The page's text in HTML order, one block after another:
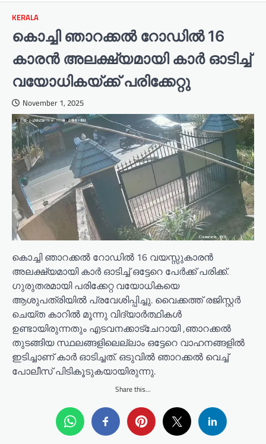
KERALA
കൊച്ചി ഞാറക്കൽ റോഡിൽ 16
കാരൻ അലക്ഷ്യമായി കാർ ഓടിച്ച്
വയോധികയ്ക്ക് പരിക്കേറ്റു
November 1, 2025
കൊച്ചി ഞാറക്കൽ റോഡിൽ 16 വയസ്സുകാരൻ
അലക്ഷ്യമായി കാർ ഓടിച്ച് ഒട്ടേറെ പേർക്ക് പരിക്ക്.
ഗുരുതരമായി പരിക്കേറ്റ വയോധികയെ
ആശുപത്രിയിൽ പ്രവേശിപ്പിച്ചു. വൈക്കത്ത് രജിസ്റ്റർ
ചെയ്ത കാറിൽ മൂന്നു വിദ്യാർത്ഥികൾ
ഉണ്ടായിരുന്നതും എടവനക്കാട്ചേറായി ,ഞാറക്കൽ
തുടങ്ങിയ സ്ഥലങ്ങളിലെല്ലാം ഒട്ടേറെ വാഹനങ്ങളിൽ
ഇടിച്ചാണ് കാർ ഓടിച്ചത്. ഒടുവിൽ ഞാറക്കൽ വെച്ച്
പോലീസ് പിടികൂടുകയായിരുന്നു.
Share this...